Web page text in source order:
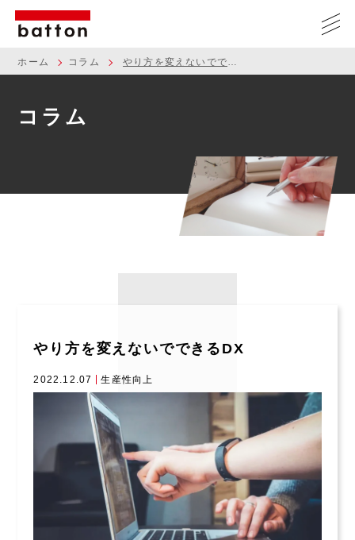
ホーム コラム やり方を変えないでできるDX
コラム
やり方を変えないでできるDX
2022.12.07 生産性向上